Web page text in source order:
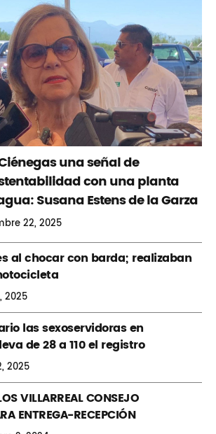
una señal de
con una planta
Susana Estens de la Garza
22, 2025
al chocar con barda; realizaban
2025
las sexoservidoras en
de 28 a 110 el registro
2025
VILLARREAL CONSEJO
ENTREGA-RECEPCIÓN